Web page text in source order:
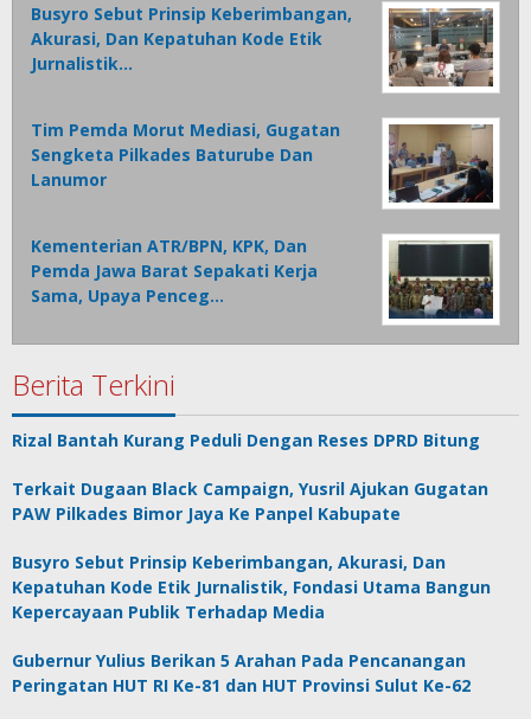
Busyro Sebut Prinsip Keberimbangan,
Akurasi, Dan Kepatuhan Kode Etik
Jurnalistik…
Tim Pemda Morut Mediasi, Gugatan
Sengketa Pilkades Baturube Dan
Lanumor
Kementerian ATR/BPN, KPK, Dan
Pemda Jawa Barat Sepakati Kerja
Sama, Upaya Penceg…
Berita Terkini
Rizal Bantah Kurang Peduli Dengan Reses DPRD Bitung
Terkait Dugaan Black Campaign, Yusril Ajukan Gugatan
PAW Pilkades Bimor Jaya Ke Panpel Kabupate
Busyro Sebut Prinsip Keberimbangan, Akurasi, Dan
Kepatuhan Kode Etik Jurnalistik, Fondasi Utama Bangun
Kepercayaan Publik Terhadap Media
Gubernur Yulius Berikan 5 Arahan Pada Pencanangan
Peringatan HUT RI Ke-81 dan HUT Provinsi Sulut Ke-62